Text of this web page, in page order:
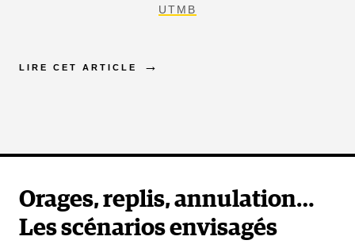
UTMB
LIRE CET ARTICLE
Orages, replis, annulation…
Les scénarios envisagés